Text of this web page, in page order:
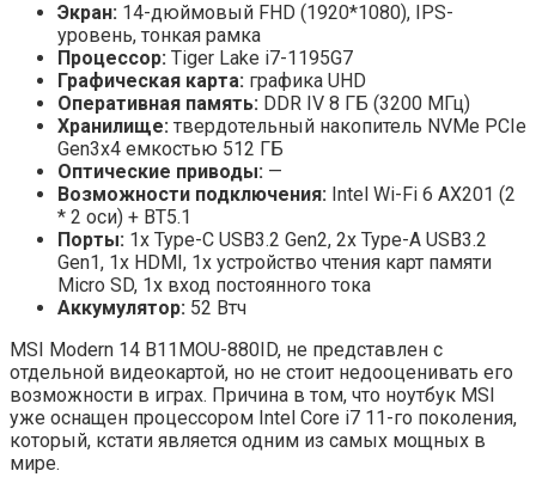
Экран: 14-дюймовый FHD (1920*1080), IPS-
уровень, тонкая рамка
Процессор: Tiger Lake i7-1195G7
Графическая карта: графика UHD
Оперативная память: DDR IV 8 ГБ (3200 МГц)
Хранилище: твердотельный накопитель NVMe PCIe
Gen3x4 емкостью 512 ГБ
Оптические приводы: —
Возможности подключения: Intel Wi-Fi 6 AX201 (2
* 2 оси) + BT5.1
Порты: 1x Type-C USB3.2 Gen2, 2x Type-A USB3.2
Gen1, 1x HDMI, 1x устройство чтения карт памяти
Micro SD, 1x вход постоянного тока
Аккумулятор: 52 Втч
MSI Modern 14 B11MOU-880ID, не представлен с
отдельной видеокартой, но не стоит недооценивать его
возможности в играх. Причина в том, что ноутбук MSI
уже оснащен процессором Intel Core i7 11-го поколения,
который, кстати является одним из самых мощных в
мире.